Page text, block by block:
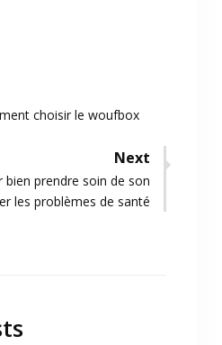
choisir le woufbox
Next
bien prendre soin de son
les problèmes de santé